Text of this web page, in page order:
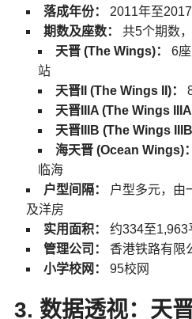
落成年份：
2011年至
期数及座数：
共5个期数
天晋 (The Wings)：
6
站
天晋II (The Wings II)：
天晋IIIA (The Wings IIIA)
天晋IIIB (The Wings
海天晋 (Ocean Wings)：
临海
户型间隔：
户型多元，由
及洋房
实用面积：
约334至1,963
管理公司：
香港铁路有限
小学校网：
95校网
3. 数据透视：天